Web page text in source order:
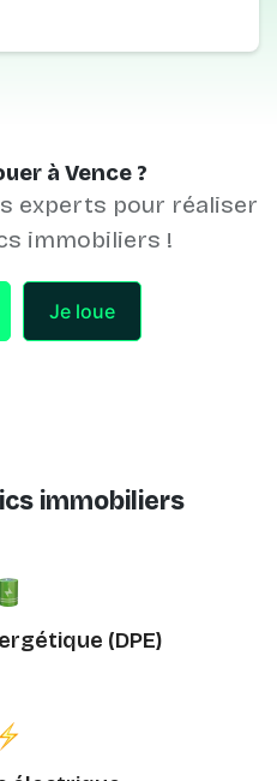
à Vence ?
experts pour réaliser
immobiliers !
Je loue
immobiliers
(DPE)